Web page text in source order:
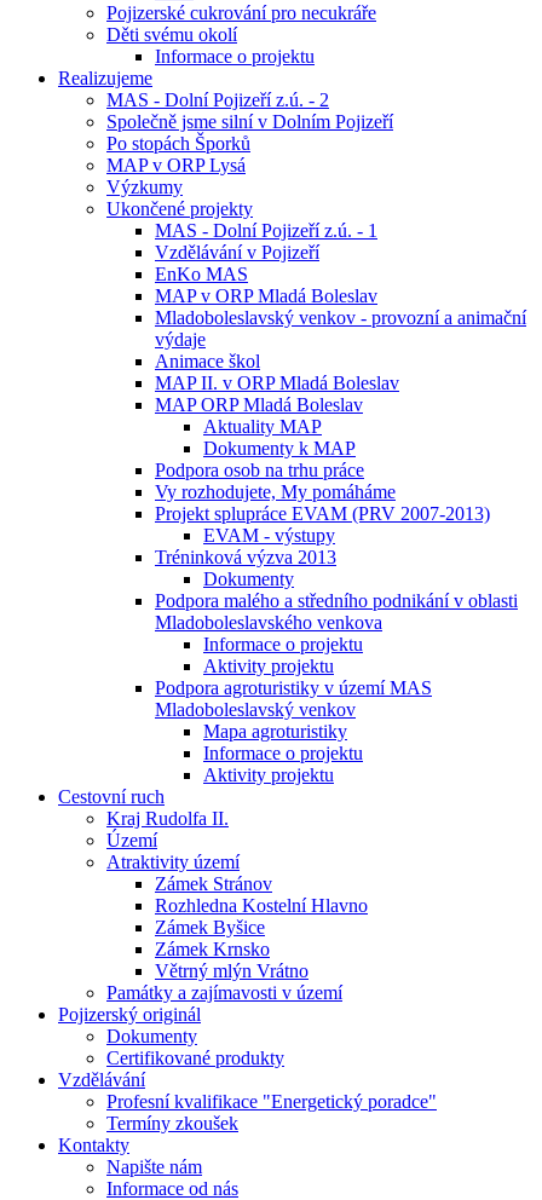
Pojizerské cukrování pro necukráře
Děti svému okolí
Informace o projektu
Realizujeme
MAS - Dolní Pojizeří z.ú. - 2
Společně jsme silní v Dolním Pojizeří
Po stopách Šporků
MAP v ORP Lysá
Výzkumy
Ukončené projekty
MAS - Dolní Pojizeří z.ú. - 1
Vzdělávání v Pojizeří
EnKo MAS
MAP v ORP Mladá Boleslav
Mladoboleslavský venkov - provozní a animační
výdaje
Animace škol
MAP II. v ORP Mladá Boleslav
MAP ORP Mladá Boleslav
Aktuality MAP
Dokumenty k MAP
Podpora osob na trhu práce
Vy rozhodujete, My pomáháme
Projekt splupráce EVAM (PRV 2007-2013)
EVAM - výstupy
Tréninková výzva 2013
Dokumenty
Podpora malého a středního podnikání v oblasti
Mladoboleslavského venkova
Informace o projektu
Aktivity projektu
Podpora agroturistiky v území MAS
Mladoboleslavský venkov
Mapa agroturistiky
Informace o projektu
Aktivity projektu
Cestovní ruch
Kraj Rudolfa II.
Území
Atraktivity území
Zámek Stránov
Rozhledna Kostelní Hlavno
Zámek Byšice
Zámek Krnsko
Větrný mlýn Vrátno
Památky a zajímavosti v území
Pojizerský originál
Dokumenty
Certifikované produkty
Vzdělávání
Profesní kvalifikace "Energetický poradce"
Termíny zkoušek
Kontakty
Napište nám
Informace od nás